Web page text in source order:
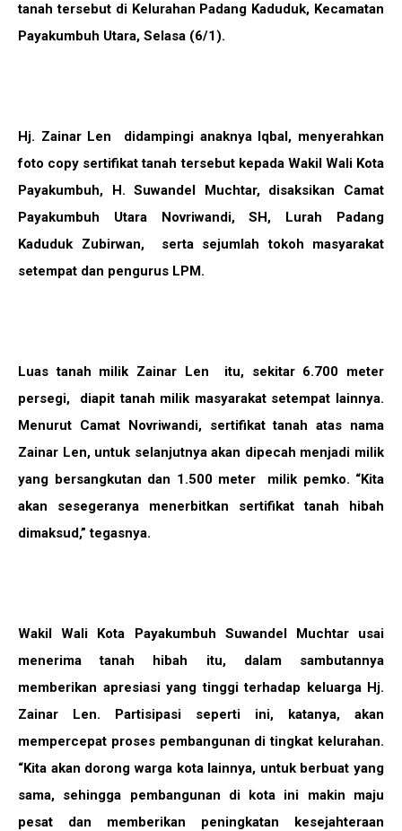
tanah tersebut di Kelurahan Padang Kaduduk, Kecamatan
Payakumbuh Utara, Selasa (6/1).
Hj. Zainar Len didampingi anaknya Iqbal, menyerahkan
foto copy sertifikat tanah tersebut kepada Wakil Wali Kota
Payakumbuh, H. Suwandel Muchtar, disaksikan Camat
Payakumbuh Utara Novriwandi, SH, Lurah Padang
Kaduduk Zubirwan, serta sejumlah tokoh masyarakat
setempat dan pengurus LPM.
Luas tanah milik Zainar Len itu, sekitar 6.700 meter
persegi, diapit tanah milik masyarakat setempat lainnya.
Menurut Camat Novriwandi, sertifikat tanah atas nama
Zainar Len, untuk selanjutnya akan dipecah menjadi milik
yang bersangkutan dan 1.500 meter milik pemko. “Kita
akan sesegeranya menerbitkan sertifikat tanah hibah
dimaksud,” tegasnya.
Wakil Wali Kota Payakumbuh Suwandel Muchtar usai
menerima tanah hibah itu, dalam sambutannya
memberikan apresiasi yang tinggi terhadap keluarga Hj.
Zainar Len. Partisipasi seperti ini, katanya, akan
mempercepat proses pembangunan di tingkat kelurahan.
“Kita akan dorong warga kota lainnya, untuk berbuat yang
sama, sehingga pembangunan di kota ini makin maju
pesat dan memberikan peningkatan kesejahteraan